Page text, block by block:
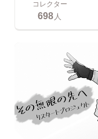
コレクター
698人